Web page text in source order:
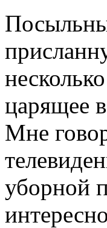
царящее
Мне
уборной